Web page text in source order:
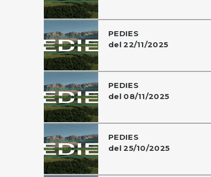
PEDIES
del 22/11/2025
PEDIES
del 08/11/2025
PEDIES
del 25/10/2025